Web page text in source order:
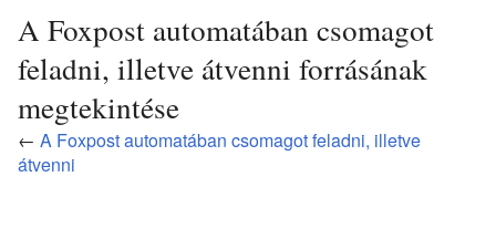
A Foxpost automatában csomagot
feladni, illetve átvenni forrásának
megtekintése
← A Foxpost automatában csomagot feladni, illetve
átvenni